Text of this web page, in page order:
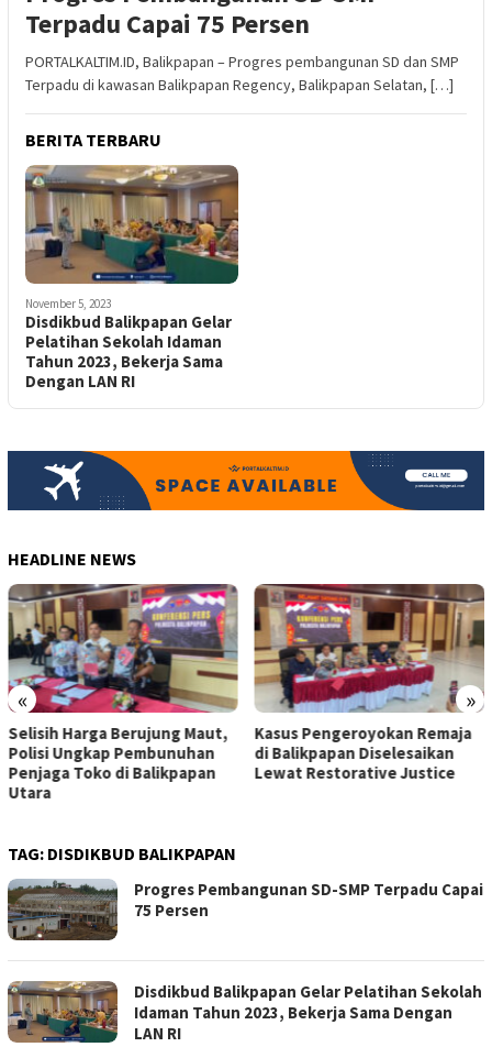
Terpadu Capai 75 Persen
PORTALKALTIM.ID, Balikpapan – Progres pembangunan SD dan SMP
Terpadu di kawasan Balikpapan Regency, Balikpapan Selatan, […]
BERITA TERBARU
November 5, 2023
Disdikbud Balikpapan Gelar
Pelatihan Sekolah Idaman
Tahun 2023, Bekerja Sama
Dengan LAN RI
HEADLINE NEWS
« »
Kasus Pengeroyokan Remaja
di Balikpapan Diselesaikan
Lewat Restorative Justice
Pengemudi Perempuan di
Kaltim Terima Apresiasi dari
Maxim
TAG: DISDIKBUD BALIKPAPAN
Progres Pembangunan SD-SMP Terpadu Capai
75 Persen
Disdikbud Balikpapan Gelar Pelatihan Sekolah
Idaman Tahun 2023, Bekerja Sama Dengan
LAN RI